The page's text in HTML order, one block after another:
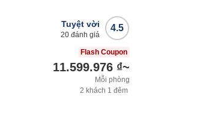
4.5
Tuyệt vời
20 đánh giá
Flash Coupon
11.599.976 ₫~
Mỗi phòng
2 khách 1 đêm